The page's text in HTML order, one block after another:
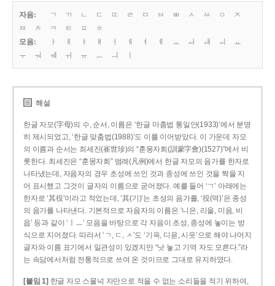
자음: ㄱ ㄲ ㄴ ㄷ ㄸ ㄹ ㅁ ㅂ ㅃ ㅅ ㅆ ㅇ
ㅈ
ㅉ
ㅊ ㅋ ㅌ ㅍ
ㅎ
모음:
ㅏ ㅐ ㅑ ㅒ ㅓ ㅔ ㅕ ㅖ ㅗ ㅘ ㅙ ㅚ
ㅛ
ㅜ
ㅝ ㅞ ㅟ ㅠ ㅡ ㅢ
해설
한글 자모(字母)의 수, 순서, 이름은 ‘한글 마춤법 통일안(1933)’에서 분명
히 제시되었고, ‘한글 맞춤법(1988)’도 이를 이어받았다. 이 가운데 자모
의 이름과 순서는 최세진(崔世珍)의 “훈몽자회(訓蒙字會)(1527)”에서 비
롯한다. 최세진은 “훈몽자회” 범례(凡例)에서 한글 자모의 음가를 한자로
나타냈는데, 자음자의 경우 초성에 쓰인 것과 종성에 쓰인 것을 짝을 지
어 표시했고 그것이 글자의 이름으로 굳어졌다. 예를 들어 ‘ㄱ’ 아래에는
한자로 ‘其役’이라고 적었는데, ‘其(기)’는 초성의 음가를, ‘役(역)’은 종성
의 음가를 나타낸다. 기본적으로 자음자의 이름은 ‘니은, 리을, 미음, 비
읍’ 등과 같이 ‘ㅣㅡ’ 모음을 바탕으로 각 자음이 초성, 종성에 놓이는 방
식으로 지어졌다. 따라서 ‘ㄱ, ㄷ, ㅅ’도 ‘기윽, 디읃, 시읏’으로 해야 나머지
글자와 이름 표기에서 일관성이 있겠지만 “낫 놓고 기역 자도 모른다.”라
는 속담에서처럼 전통적으로 쓰여 온 것이므로 그대로 유지하였다.
[붙임 1] 한글 자모 스물넉 자만으로 적을 수 없는 소리들을 적기 위하여,